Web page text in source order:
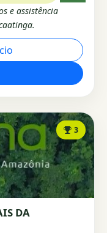
e assistência
3
DA